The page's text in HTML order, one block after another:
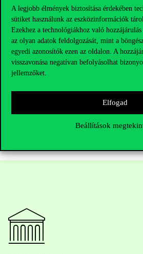
A legjobb élmények biztosítása érdekében
sütiket használunk az eszközinformációk
Ezekhez a technológiákhoz való
az olyan adatok feldolgozását, mint a
egyedi azonosítók ezen az oldalon. A
visszavonása negatívan befolyásolhat
jellemzőket.
Elfogad
Beállítások
13:00 – 13:15